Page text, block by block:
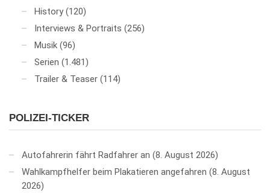
History (120)
Interviews & Portraits (256)
Musik (96)
Serien (1.481)
Trailer & Teaser (114)
POLIZEI-TICKER
Autofahrerin fährt Radfahrer an 8. August 2026
Wahlkampfhelfer beim Plakatieren angefahren 8. August
2026